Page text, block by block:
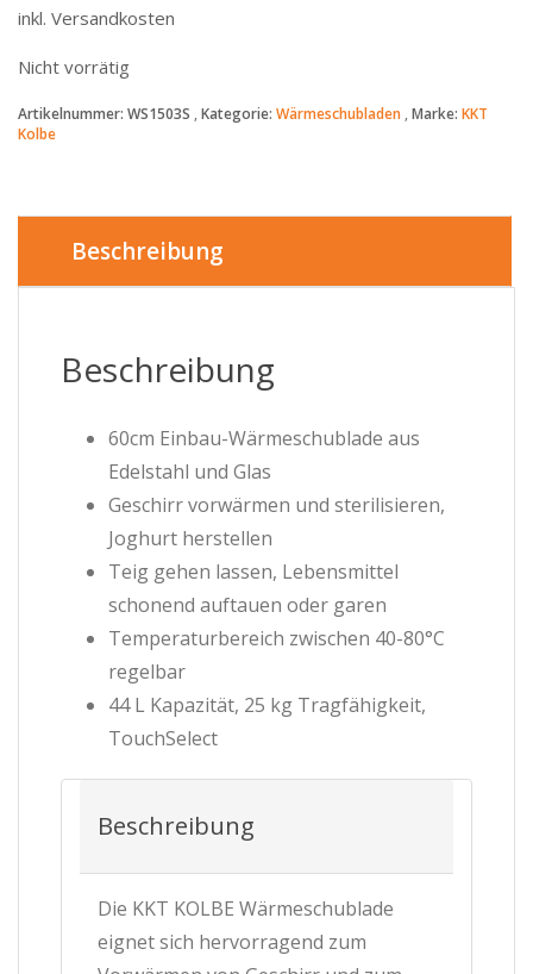
inkl. Versandkosten
Nicht vorrätig
Artikelnummer: WS1503S Kategorie: Wärmeschubladen Marke: KKT
Kolbe
Beschreibung
Beschreibung
60cm Einbau-Wärmeschublade aus
Edelstahl und Glas
Geschirr vorwärmen und sterilisieren,
Joghurt herstellen
Teig gehen lassen, Lebensmittel
schonend auftauen oder garen
Temperaturbereich zwischen 40-80°C
regelbar
44 L Kapazität, 25 kg Tragfähigkeit,
TouchSelect
Beschreibung
Die KKT KOLBE Wärmeschublade
eignet sich hervorragend zum